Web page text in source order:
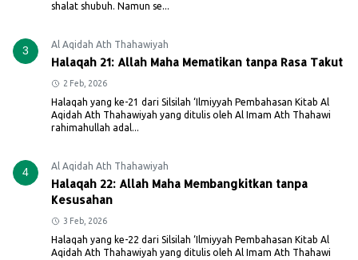
shalat shubuh. Namun se...
3 Al Aqidah Ath Thahawiyah
Halaqah 21: Allah Maha Mematikan tanpa Rasa Takut
2 Feb, 2026
Halaqah yang ke-21 dari Silsilah ‘Ilmiyyah Pembahasan Kitab Al
Aqidah Ath Thahawiyah yang ditulis oleh Al Imam Ath Thahawi
rahimahullah adal...
4 Al Aqidah Ath Thahawiyah
Halaqah 22: Allah Maha Membangkitkan tanpa
Kesusahan
3 Feb, 2026
Halaqah yang ke-22 dari Silsilah ‘Ilmiyyah Pembahasan Kitab Al
Aqidah Ath Thahawiyah yang ditulis oleh Al Imam Ath Thahawi